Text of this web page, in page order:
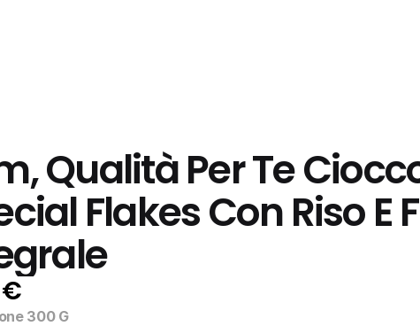
Qualità Per Te
Flakes Con Riso E
300 G